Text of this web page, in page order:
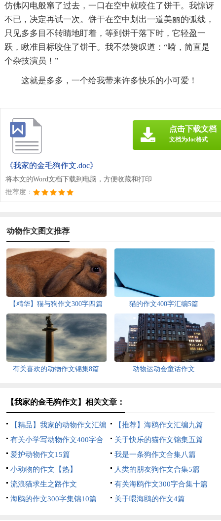
仿佛闪电般窜了过去，一口在空中就咬住了饼干。我惊讶
不已，决定再试一次。饼干在空中划出一道美丽的弧线，
只见多多目不转睛地盯着，等到饼干落下时，它轻盈一
跃，瞅准目标咬住了饼干。我不禁赞叹道：“嗬，简直是
个杂技演员！”
这就是多多，一个给我带来许多快乐的小可爱！
《我家的金毛狗作文.doc》
将本文的Word文档下载到电脑，方便收藏和打印
推荐度：
点击下载文档
文档为doc格式
动物作文图文推荐
【精华】猫与狗作文300字四篇 猫的作文400字汇编5篇
有关喜欢的动物作文锦集8篇 动物运动会童话作文
【我家的金毛狗作文】相关文章：
【精品】我家的动物作文汇编
8篇
【推荐】海鸥作文汇编九篇
有关小学写动物作文400字合
集七篇
关于快乐的猫作文锦集五篇
爱护动物作文15篇
我是一条狗作文合集八篇
小动物的作文【热】
人类的朋友狗作文合集5篇
流浪猫求生之路作文
有关海鸥作文300字合集十篇
海鸥的作文300字集锦10篇
关于喂海鸥的作文4篇